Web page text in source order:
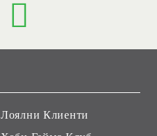
Лоялни Клиенти